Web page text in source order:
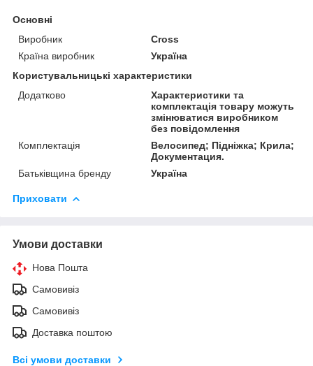
Основні
Виробник
Cross
Країна виробник
Україна
Користувальницькі характеристики
Додатково
Характеристики та
комплектація товару можуть
змінюватися виробником
без повідомлення
Комплектація
Велосипед; Підніжка; Крила;
Документация.
Батьківщина бренду
Україна
Приховати
Умови доставки
Нова Пошта
Самовивіз
Самовивіз
Доставка поштою
Всі умови доставки